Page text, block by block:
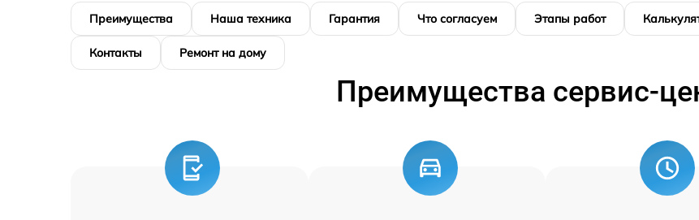
Преимущества Наша техника Гарантия Что согласуем Этапы работ
Контакты Ремонт на дому
Преимущества сервис-